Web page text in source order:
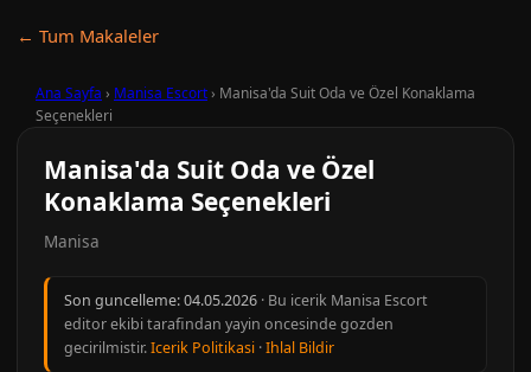
← Tum Makaleler
Ana Sayfa › Manisa Escort› Manisa'da Suit Oda ve Özel Konaklama
Seçenekleri
Manisa'da Suit Oda ve Özel
Konaklama Seçenekleri
Manisa
Son guncelleme:04.05.2026 · Bu icerik Manisa Escort
editor ekibi tarafindan yayin oncesinde gozden
gecirilmistir.Icerik Politikasi ·Ihlal Bildir